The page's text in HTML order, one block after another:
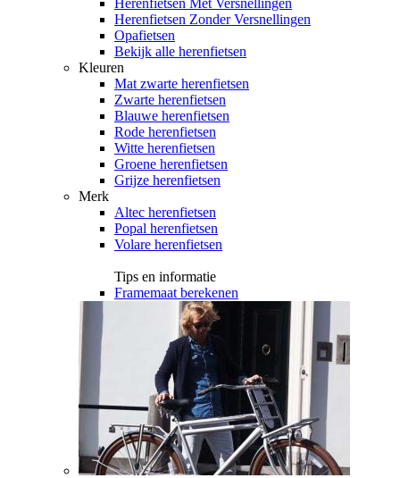
Herenfietsen Met Versnellingen
Herenfietsen Zonder Versnellingen
Opafietsen
Bekijk alle herenfietsen
Kleuren
Mat zwarte herenfietsen
Zwarte herenfietsen
Blauwe herenfietsen
Rode herenfietsen
Witte herenfietsen
Groene herenfietsen
Grijze herenfietsen
Merk
Altec herenfietsen
Popal herenfietsen
Volare herenfietsen
Tips en informatie
Framemaat berekenen